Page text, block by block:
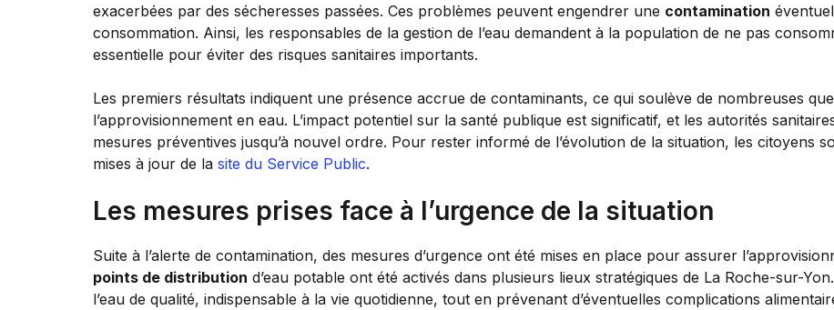
exacerbées par des sécheresses passées. Ces problèmes peuvent engendrer une contamination
consommation. Ainsi, les responsables de la gestion de l’eau demandent à la population de ne pas
essentielle pour éviter des risques sanitaires importants.
Les premiers résultats indiquent une présence accrue de contaminants, ce qui soulève de nombreuses
l’approvisionnement en eau. L’impact potentiel sur la santé publique est significatif, et les autorités
mesures préventives jusqu’à nouvel ordre. Pour rester informé de l’évolution de la situation, les citoyens
mises à jour de la site du Service Public.
Les mesures prises face à l’urgence de la situation
Suite à l’alerte de contamination, des mesures d’urgence ont été mises en place pour assurer
points de distribution d’eau potable ont été activés dans plusieurs lieux stratégiques de La Roche-sur-
l’eau de qualité, indispensable à la vie quotidienne, tout en prévenant d’éventuelles complications